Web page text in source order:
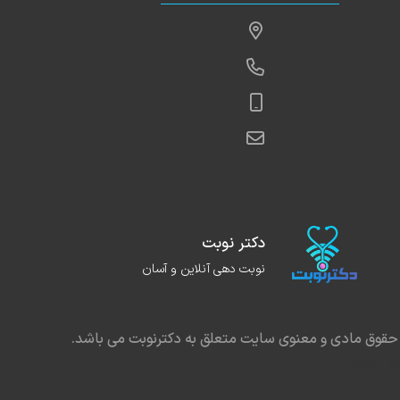
دکتر نوبت
نوبت دهی آنلاین و آسان
مادی و معنوی سایت متعلق به دکترنوبت می باشد.